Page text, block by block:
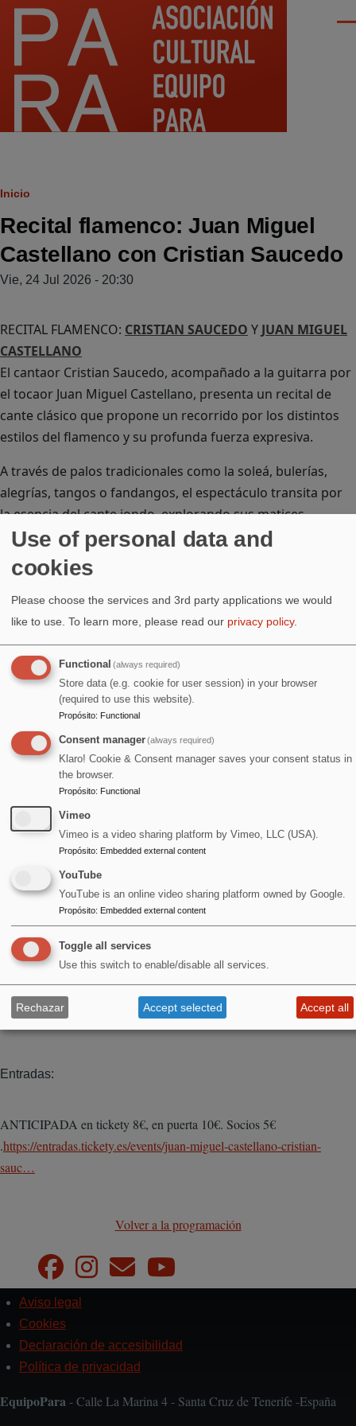
Pasar al contenido principal
Ruta
de
navegación
Inicio
Recital flamenco: Juan Miguel
Castellano con Cristian Saucedo
Vie, 24 Jul 2026 - 20:30
RECITAL FLAMENCO: CRISTIAN SAUCEDO Y JUAN MIGUEL
CASTELLANO
El cantaor Cristian Saucedo, acompañado a la guitarra por
el tocaor Juan Miguel Castellano, presenta un recital de
cante clásico que propone un recorrido por los distintos
estilos del flamenco y su profunda fuerza expresiva.
A través de palos tradicionales como la soleá, bulerías,
alegrías, tangos o fandangos, el espectáculo transita por
la esencia del cante jondo, explorando sus matices
emocionales, su raíz y su carácter vivo. Voz y guitarra
dialogan desde el respeto a la tradición, creando un
espacio íntimo donde el flamenco se manifiesta en su
forma más pura.
Image
Entradas:
ANTICIPADA en tickety 8€, en puerta 10€. Socios 5€
.https://entradas.tickety.es/events/juan-miguel-castellano-cristian-
sauc…
Volver a la programación
Pie
de
Aviso legal
Cookies
Declaración de accesibilidad
Política de privacidad
EquipoPara- Calle La Marina 4 - Santa Cruz de Tenerife -España
Use of personal data and
cookies
Please choose the services and 3rd party applications we would
like to use. To learn more, please read our privacy policy.
Functional (always required)
Store data (e.g. cookie for user session) in your browser
(required to use this website).
Propósito: Functional
Consent manager(always required)
Klaro! Cookie & Consent manager saves your consent status in
the browser.
Propósito: Functional
Vimeo
Vimeo is a video sharing platform by Vimeo, LLC (USA).
Propósito: Embedded external content
YouTube
YouTube is an online video sharing platform owned by Google.
Propósito: Embedded external content
Toggle all services
Use this switch to enable/disable all services.
Rechazar Accept selected Accept all